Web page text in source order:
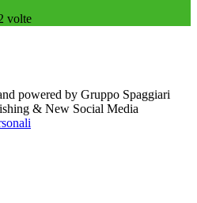
volte
powered by Gruppo Spaggiari
& New Social Media